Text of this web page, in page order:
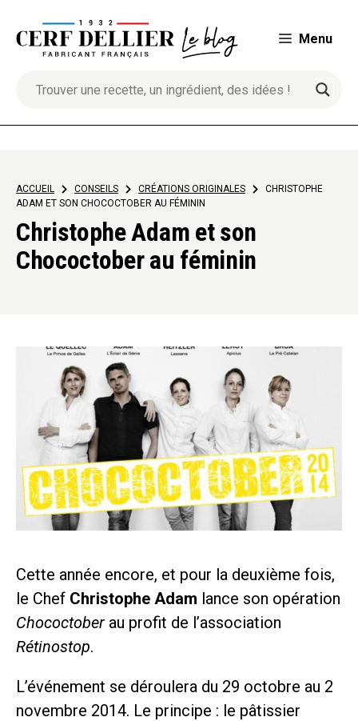
contenu
Menu
ACCUEIL > CONSEILS > CRÉATIONS ORIGINALES >
CHRISTOPHE
ADAM ET SON CHOCOCTOBER AU FÉMININ
Christophe Adam et son
Chococtober au féminin
Cette année encore, et pour la deuxième fois,
le Chef Christophe Adam lance son opération
Chococtober au profit de l’association
Rétinostop.
L’événement se déroulera du 29 octobre au 2
novembre 2014. Le principe : le pâtissier